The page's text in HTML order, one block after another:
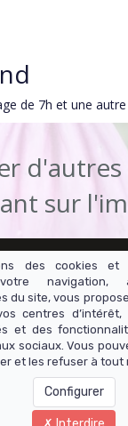
de 7h et une
d'autres
sur
des cookies et
navigation,
du site, vous
centres d’intérêt,
et des
sociaux. Vous
et les refuser à tout
Configurer